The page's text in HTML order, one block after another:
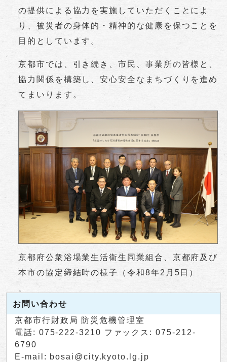
の提供による協力を実施していただくことによ
り、被災者の身体的・精神的な健康を保つことを
目的としています。
京都市では、引き続き、市民、事業所の皆様と、
協力関係を構築し、安心安全なまちづくりを進め
てまいります。
京都府公衆浴場業生活衛生同業組合、京都府及び
本市の協定締結時の様子（令和8年2月5日）
お問い合わせ
京都市行財政局 防災危機管理室
電話: 075-222-3210 ファックス: 075-212-
6790
E-mail: bosai@city.kyoto.lg.jp